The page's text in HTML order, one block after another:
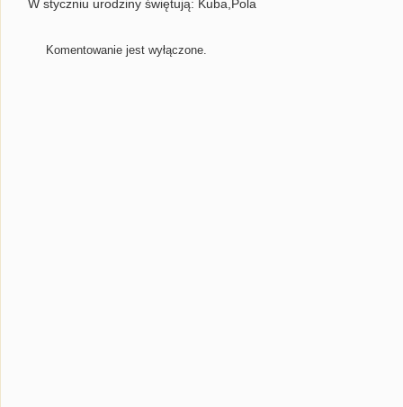
W styczniu urodziny świętują: Kuba,Pola
Komentowanie jest wyłączone.